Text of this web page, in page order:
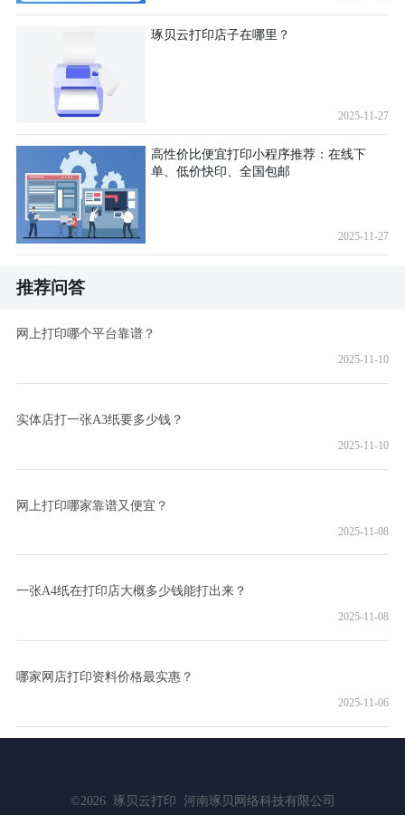
琢贝云打印店子在哪里？
2025-11-27
高性价比便宜打印小程序推荐：在线下
单、低价快印、全国包邮
2025-11-27
推荐问答
网上打印哪个平台靠谱？
2025-11-10
实体店打一张A3纸要多少钱？
2025-11-10
网上打印哪家靠谱又便宜？
2025-11-08
一张A4纸在打印店大概多少钱能打出来？
2025-11-08
哪家网店打印资料价格最实惠？
2025-11-06
©2026 琢贝云打印 河南琢贝网络科技有限公司